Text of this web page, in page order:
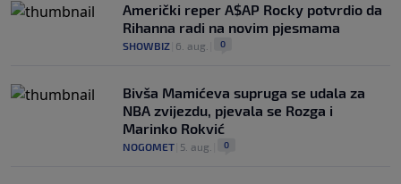
Američki reper A$AP Rocky potvrdio da
Rihanna radi na novim pjesmama
SHOWBIZ 6. aug. 0
Bivša Mamićeva supruga se udala za
NBA zvijezdu, pjevala se Rozga i
Marinko Rokvić
NOGOMET 5. aug. 0